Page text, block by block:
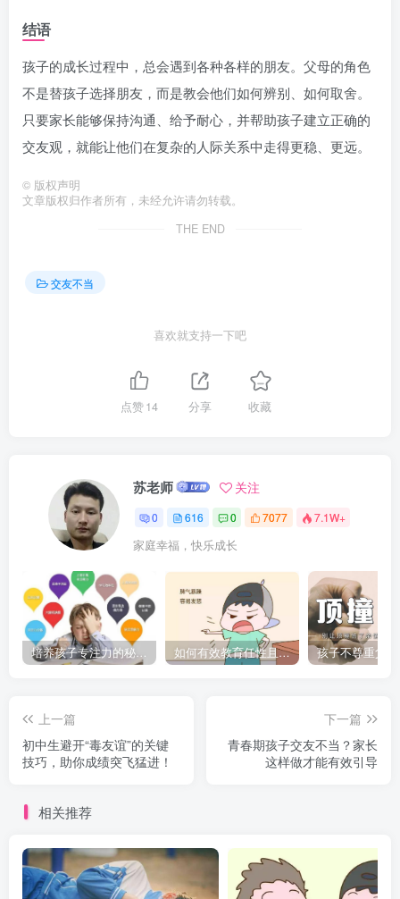
结语
孩子的成长过程中，总会遇到各种各样的朋友。父母的角色
不是替孩子选择朋友，而是教会他们如何辨别、如何取舍。
只要家长能够保持沟通、给予耐心，并帮助孩子建立正确的
交友观，就能让他们在复杂的人际关系中走得更稳、更远。
© 版权声明
文章版权归作者所有，未经允许请勿转载。
THE END
交友不当
喜欢就支持一下吧
点赞14 分享 收藏
苏老师 关注
0 616 0 7077 7.1W+
家庭幸福，快乐成长
培养孩子专注力的秘密：让他们在学习和生活中如鱼得水的技巧 如何有效教育任性且脾气暴躁的孩子，父母必看的实用指南
上一篇
初中生避开“毒友谊”的关键
技巧，助你成绩突飞猛进！
下一篇
青春期孩子交友不当？家长
这样做才能有效引导
相关推荐